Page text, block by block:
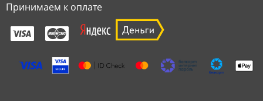
Принимаем к оплате